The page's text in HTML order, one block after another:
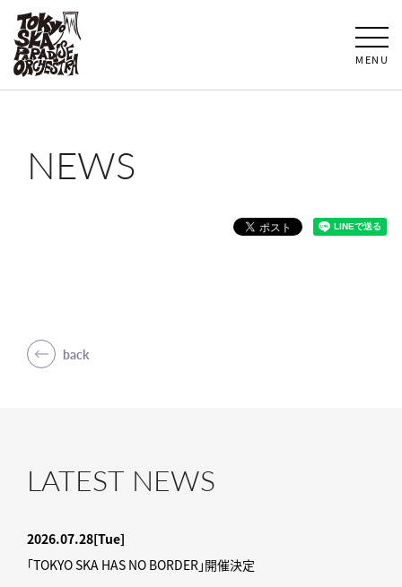
MENU
NEWS
back
LATEST NEWS
2026.07.28[Tue]
「TOKYO SKA HAS NO BORDER」開催決定